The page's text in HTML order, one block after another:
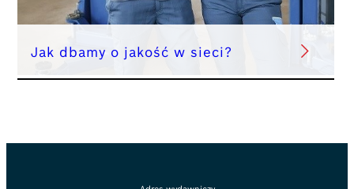
Jak dbamy o jakość w sieci?